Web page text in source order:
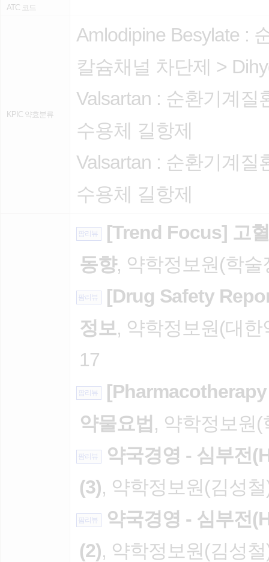
ATC 코드
KPIC 약효분류
Amlodipine Besylate :
칼슘채널 차단제 >
Valsartan : 순환기계질
수용체 길항제
Valsartan : 순환기계질
수용체 길항제
팜리뷰
[Trend Focus] 고
동향, 약학정보원(학
팜리뷰
[Drug Safety
정보, 약학정보원(대
17
팜리뷰
약물요법 , 약학정보원
팜리뷰
약국경영 - 심부전
(3), 약학정보원(김성
팜리뷰
약국경영 - 심부전
(2), 약학정보원(김성